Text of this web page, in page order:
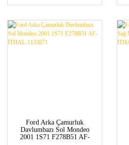
Ford Arka Çamurluk
Davlumbazı Sol Mondeo
2001 1S71 F278B51 AF-